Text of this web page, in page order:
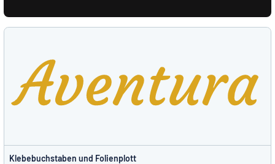
Klebebuchstaben und Folienplott